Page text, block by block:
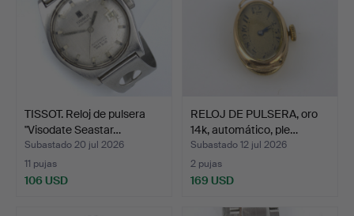
TISSOT. Reloj de pulsera
"Visodate Seastar…
Subastado 20 jul 2026
11 pujas
106 USD
RELOJ DE PULSERA, oro
14k, automático, ple…
Subastado 12 jul 2026
2 pujas
169 USD